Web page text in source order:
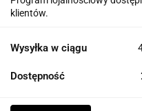
klientów.
Wysyłka w ciągu
Dostępność